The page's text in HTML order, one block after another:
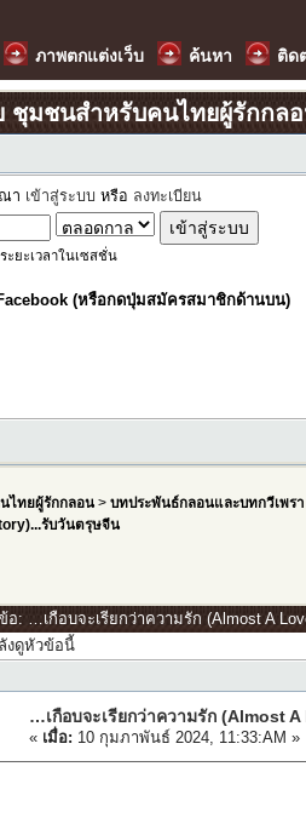
ภาพตกแต่งเว็บ ค้นหา ติด
ชุมชนสำหรับคนไทยผู้รักกล
า เข้าสู่ระบบ หรือ ลงทะเบียน
ะยะเวลาในเซสชั่น
(หรือกดปุ่มสมัครสมาชิกด้านบน)
ไทยผู้รักกลอน> บทประพันธ์กลอนและบทกวีเพรา
รับวันตรุษจีน
อ: …เกือบจะเรียกว่าความรัก (Almost A
งดูหัวข้อนี้
…เกือบจะเรียกว่าความรัก (Almost
« เมื่อ: 10 กุมภาพันธ์ 2024, 11:33:AM »